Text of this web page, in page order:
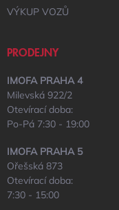
VÝKUP VOZŮ
PRODEJNY
IMOFA PRAHA 4
Milevská 922/2
Otevírací doba:
Po-Pá 7:30 - 19:00
IMOFA PRAHA 5
Ořešská 873
Otevírací doba:
7:30 - 15:00